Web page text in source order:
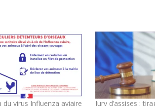
du virus Influenza aviaire
Jury d’assises :